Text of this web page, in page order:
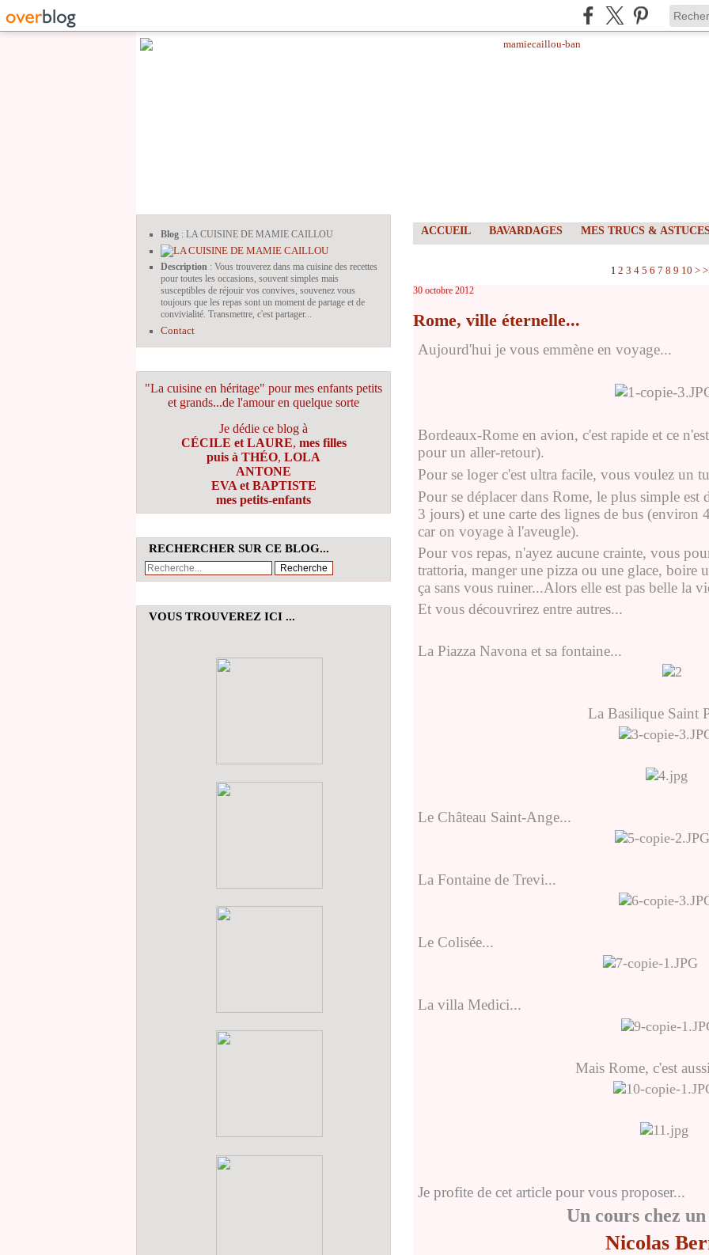
Blog : LA CUISINE DE MAMIE CAILLOU
Description : Vous trouverez dans ma cuisine des recettes
pour toutes les occasions, souvent simples mais
susceptibles de réjouir vos convives, souvenez vous
toujours que les repas sont un moment de partage et de
convivialité. Transmettre, c'est partager...
Contact
"La cuisine en héritage" pour mes enfants petits
et grands...de l'amour en quelque sorte
Je dédie ce blog à
CÉCILE et LAURE, mes filles
puis à THÉO, LOLA
ANTONE
EVA et BAPTISTE
mes petits-enfants
RECHERCHER SUR CE BLOG...
VOUS TROUVEREZ ICI ...
ACCUEIL BAVARDAGES MES TRUCS &
1 2 3 4 5 6 7 8 9 10 >
30 octobre 2012
Rome, ville éternelle...
Aujourd'hui je vous emmène en voyage...
Bordeaux-Rome en avion, c'est rapide et ce
pour un aller-retour).
Pour se loger c'est ultra facile, vous voulez un
Pour se déplacer dans Rome, le plus simple est
3 jours) et une carte des lignes de bus (environ
car on voyage à l'aveugle).
Pour vos repas, n'ayez aucune crainte, vous
trattoria, manger une pizza ou une glace, boire
ça sans vous ruiner...Alors elle est pas belle la
Et vous découvrirez entre autres...
La Piazza Navona et sa fontaine...
La Basilique Saint
Le Château Saint-Ange...
La Fontaine de Trevi...
Le Colisée...
La villa Medici...
Mais Rome, c'est
Je profite de cet article pour vous proposer...
Un cours chez un
Nicolas